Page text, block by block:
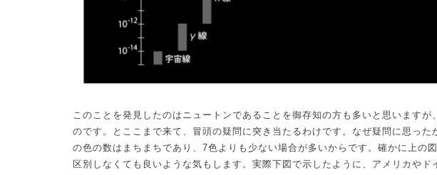
このことを発見したのはニュートンであることを御存知の方も多いと思いますが
のです。とここまで来て、冒頭の疑問に突き当たるわけです。なぜ疑問に思っ
の色の数はまちまちであり、 7色よりも少ない場合が多いからです。確かに上の
区別しなくても良いような気もします。実際下図で示したように、アメリカやド